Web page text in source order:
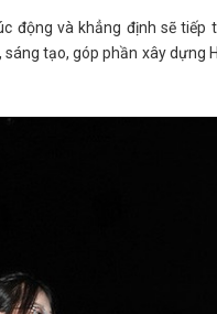
động và khẳng định sẽ tiếp
tạo, góp phần xây dựng